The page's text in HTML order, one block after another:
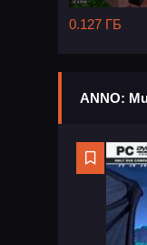
0.127 ГБ
ANNO: